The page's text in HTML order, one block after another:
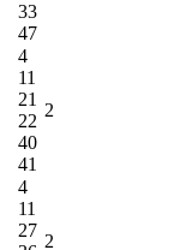
33
47
4
11
21
22
40
41
2
4
11
27
2